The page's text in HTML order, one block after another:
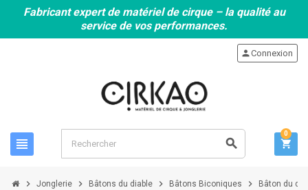
Fabricant expert de matériel de cirque – la qualité au
service de vos performances.
view_headline search
personConnexion
shopping_cart
0
chevron_right Jonglerie chevron_right Bâtons du diable chevron_right Bâtons Biconiques chevron_right Bâton du